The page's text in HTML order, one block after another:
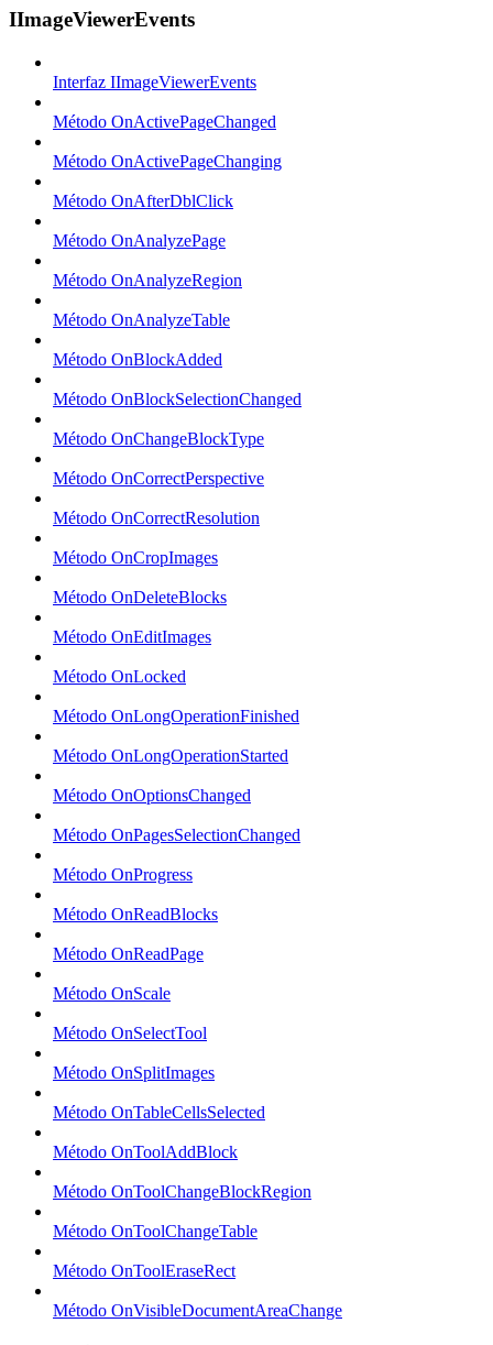
IImageViewerEvents
Interfaz IImageViewerEvents
Método OnActivePageChanged
Método OnActivePageChanging
Método OnAfterDblClick
Método OnAnalyzePage
Método OnAnalyzeRegion
Método OnAnalyzeTable
Método OnBlockAdded
Método OnBlockSelectionChanged
Método OnChangeBlockType
Método OnCorrectPerspective
Método OnCorrectResolution
Método OnCropImages
Método OnDeleteBlocks
Método OnEditImages
Método OnLocked
Método OnLongOperationFinished
Método OnLongOperationStarted
Método OnOptionsChanged
Método OnPagesSelectionChanged
Método OnProgress
Método OnReadBlocks
Método OnReadPage
Método OnScale
Método OnSelectTool
Método OnSplitImages
Método OnTableCellsSelected
Método OnToolAddBlock
Método OnToolChangeBlockRegion
Método OnToolChangeTable
Método OnToolEraseRect
Método OnVisibleDocumentAreaChange